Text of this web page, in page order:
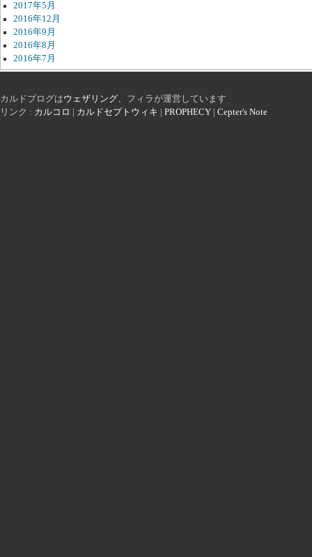
2017年5月
2016年12月
2016年9月
2016年8月
2016年7月
カルドブログはウェザリング、フィラが運営しています
リンク : カルコロ カルドセプトウィキ PROPHECY Cepter's Note